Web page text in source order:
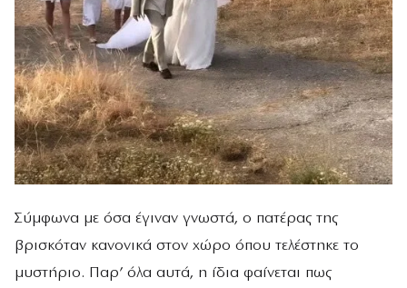
Σύμφωνα με όσα έγιναν γνωστά, ο πατέρας της
βρισκόταν κανονικά στον χώρο όπου τελέστηκε το
μυστήριο. Παρ’ όλα αυτά, η ίδια φαίνεται πως